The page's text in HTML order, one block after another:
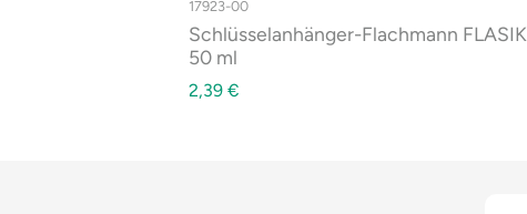
17923-00
Schlüsselanhänger-Flachmann FLASIK
50 ml
2,39 €